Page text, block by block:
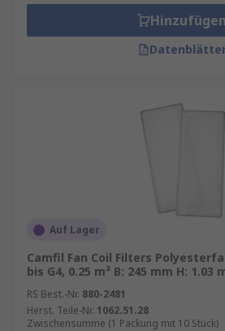
Hinzufügen
Auf Lager
Camfil Fan Coil Filters
bis G4, 0.25 m² B: 245 mm H: 1.03
RS Best.-Nr. 880-2481
Herst. Teile-Nr. 1062.51.28
Zwischensumme (1 Packung mit 10 Stück)